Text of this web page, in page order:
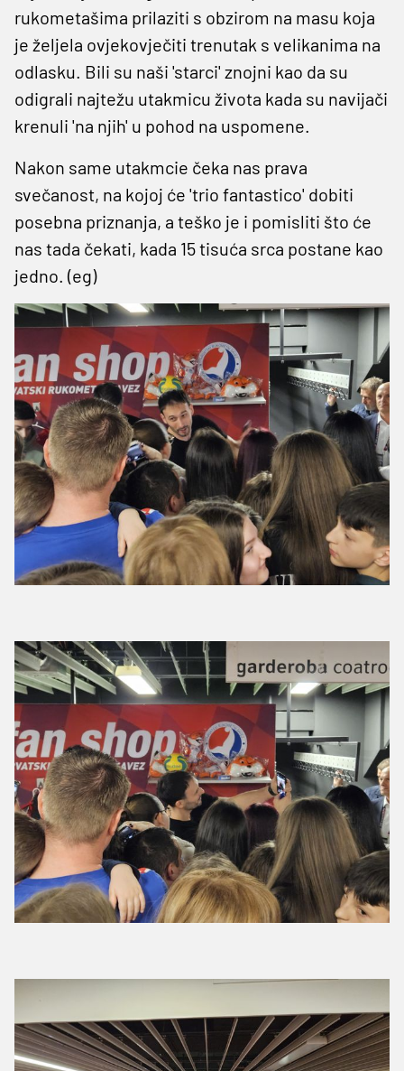
rukometašima prilaziti s obzirom na masu koja
je željela ovjekovječiti trenutak s velikanima na
odlasku. Bili su naši 'starci' znojni kao da su
odigrali najtežu utakmicu života kada su navijači
krenuli 'na njih' u pohod na uspomene.
Nakon same utakmcie čeka nas prava
svečanost, na kojoj će 'trio fantastico' dobiti
posebna priznanja, a teško je i pomisliti što će
nas tada čekati, kada 15 tisuća srca postane kao
jedno. (eg)